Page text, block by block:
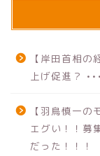
【岸田首相
上げ促進？
【羽鳥慎一
エグい！！募
だった！！！